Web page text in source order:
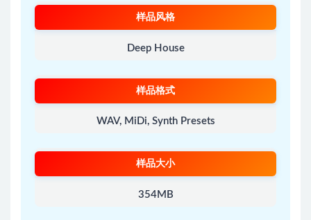
样品风格
Deep House
样品格式
WAV, MiDi, Synth Presets
样品大小
354MB